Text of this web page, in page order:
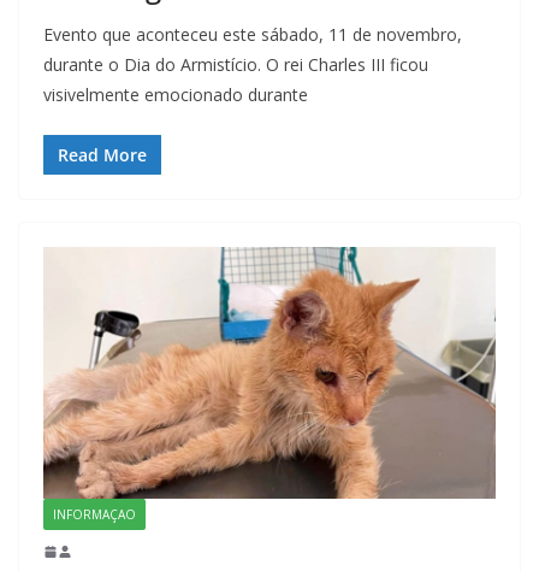
Evento que aconteceu este sábado, 11 de novembro,
durante o Dia do Armistício. O rei Charles III ficou
visivelmente emocionado durante
Read More
INFORMAÇAO